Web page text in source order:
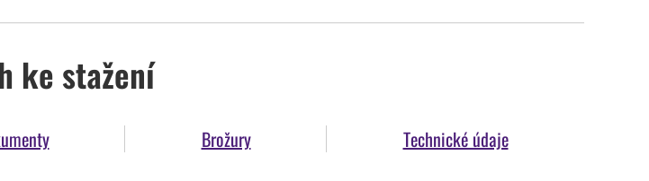
ke stažení
Brožury Technické údaje